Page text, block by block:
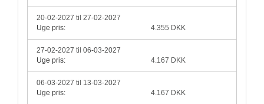
20-02-2027 til 27-02-2027
Uge pris:
4.355 DKK
27-02-2027 til 06-03-2027
Uge pris:
4.167 DKK
06-03-2027 til 13-03-2027
Uge pris:
4.167 DKK